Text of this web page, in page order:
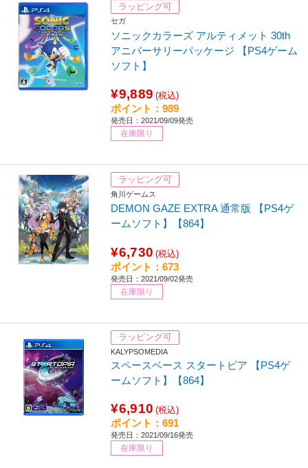
ラッピング可
セガ
ソニックカラーズ アルティメット 30th
アニバーサリーパッケージ 【PS4ゲーム
ソフト】
¥9,889 (税込)
ポイント：989
発売日：2021/09/09発売
在庫限り
ラッピング可
角川ゲームス
DEMON GAZE EXTRA 通常版 【PS4ゲ
ームソフト】【864】
¥6,730 (税込)
ポイント：673
発売日：2021/09/02発売
在庫限り
ラッピング可
KALYPSOMEDIA
スペースベース スタートピア 【PS4ゲ
ームソフト】【864】
¥6,910 (税込)
ポイント：691
発売日：2021/09/16発売
在庫限り